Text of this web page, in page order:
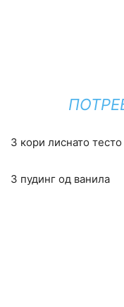
3 кори лиснато тесто
3 пудинг од ванила